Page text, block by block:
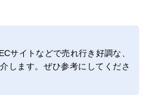
サイトなどで売れ行き好調な、
します。ぜひ参考にしてくださ